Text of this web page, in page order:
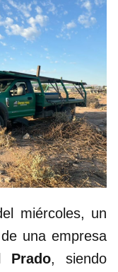
miércoles, un
una empresa
Prado, siendo